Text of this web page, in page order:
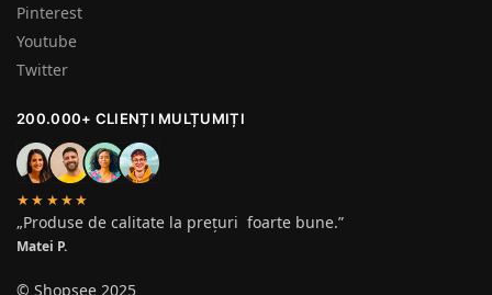
Pinterest
Youtube
Twitter
200.000+ CLIENȚI MULȚUMIȚI
★★★★★
„Produse de calitate la prețuri foarte bune.”
Matei P.
© Shopsee 2025